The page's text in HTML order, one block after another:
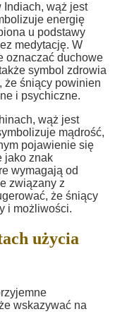
Indiach, wąż jest
energię
u podstawy
medytację. W
oznaczać duchowe
symbol zdrowia
że śniący powinien
i psychiczne.
wąż jest
mądrość,
pojawienie się
jako znak
wymagają od
związany z
że śniący
i możliwości.
użycia
wskazywać na